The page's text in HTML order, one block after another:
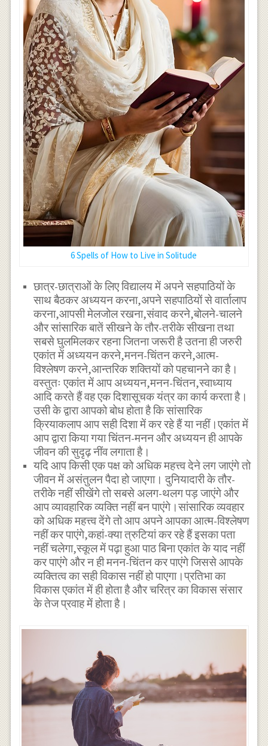
6 Spells of How to Live in Solitude
छात्र-छात्राओं के लिए विद्यालय में अपने सहपाठियों के
साथ बैठकर अध्ययन करना,अपने सहपाठियों से वार्तालाप
करना,आपसी मेलजोल रखना,संवाद करने,बोलने-चालने
और सांसारिक बातें सीखने के तौर-तरीके सीखना तथा
सबसे घुलमिलकर रहना जितना जरूरी है उतना ही जरुरी
एकांत में अध्ययन करने,मनन-चिंतन करने,आत्म-
विश्लेषण करने,आन्तरिक शक्तियों को पहचानने का है।
वस्तुतः एकांत में आप अध्ययन,मनन-चिंतन,स्वाध्याय
आदि करते हैं वह एक दिशासूचक यंत्र का कार्य करता है।
उसी के द्वारा आपको बोध होता है कि सांसारिक
क्रियाकलाप आप सही दिशा में कर रहे हैं या नहीं।एकांत में
आप द्वारा किया गया चिंतन-मनन और अध्ययन ही आपके
जीवन की सुदृढ़ नींव लगाता है।
यदि आप किसी एक पक्ष को अधिक महत्त्व देने लग जाएंगे तो
जीवन में असंतुलन पैदा हो जाएगा। दुनियादारी के तौर-
तरीके नहीं सीखेंगे तो सबसे अलग-थलग पड़ जाएंगे और
आप व्यावहारिक व्यक्ति नहीं बन पाएंगे।सांसारिक व्यवहार
को अधिक महत्त्व देंगे तो आप अपने आपका आत्म-विश्लेषण
नहीं कर पाएंगे,कहां-क्या त्रुटियां कर रहे हैं इसका पता
नहीं चलेगा,स्कूल में पढ़ा हुआ पाठ बिना एकांत के याद नहीं
कर पाएंगे और न ही मनन-चिंतन कर पाएंगे जिससे आपके
व्यक्तित्व का सही विकास नहीं हो पाएगा।प्रतिभा का
विकास एकांत में ही होता है और चरित्र का विकास संसार
के तेज प्रवाह में होता है।